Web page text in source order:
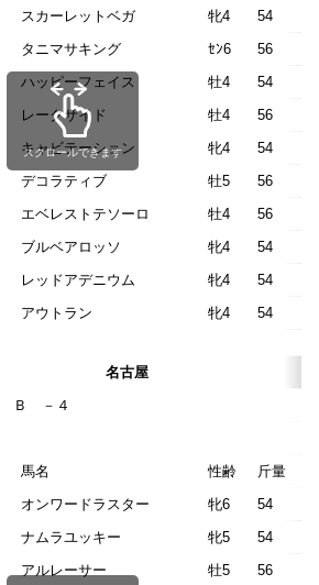
スカーレットベガ 牝4 54
タニマサキング ｾﾝ6 56
ハッピーフェイス 牡4 54
レークサイド 牡4 56
キャビテーション 牝4 54
デコラティブ 牡5 56
エベレストテソーロ 牡4 56
ブルベアロッソ 牝4 54
レッドアデニウム 牝4 54
アウトラン 牝4 54
スクロールできます
名古屋
－
馬名 性齢 斤量
オンワードラスター 牝6 54
ナムラユッキー 牝5 54
アルレーサー 牡5 56